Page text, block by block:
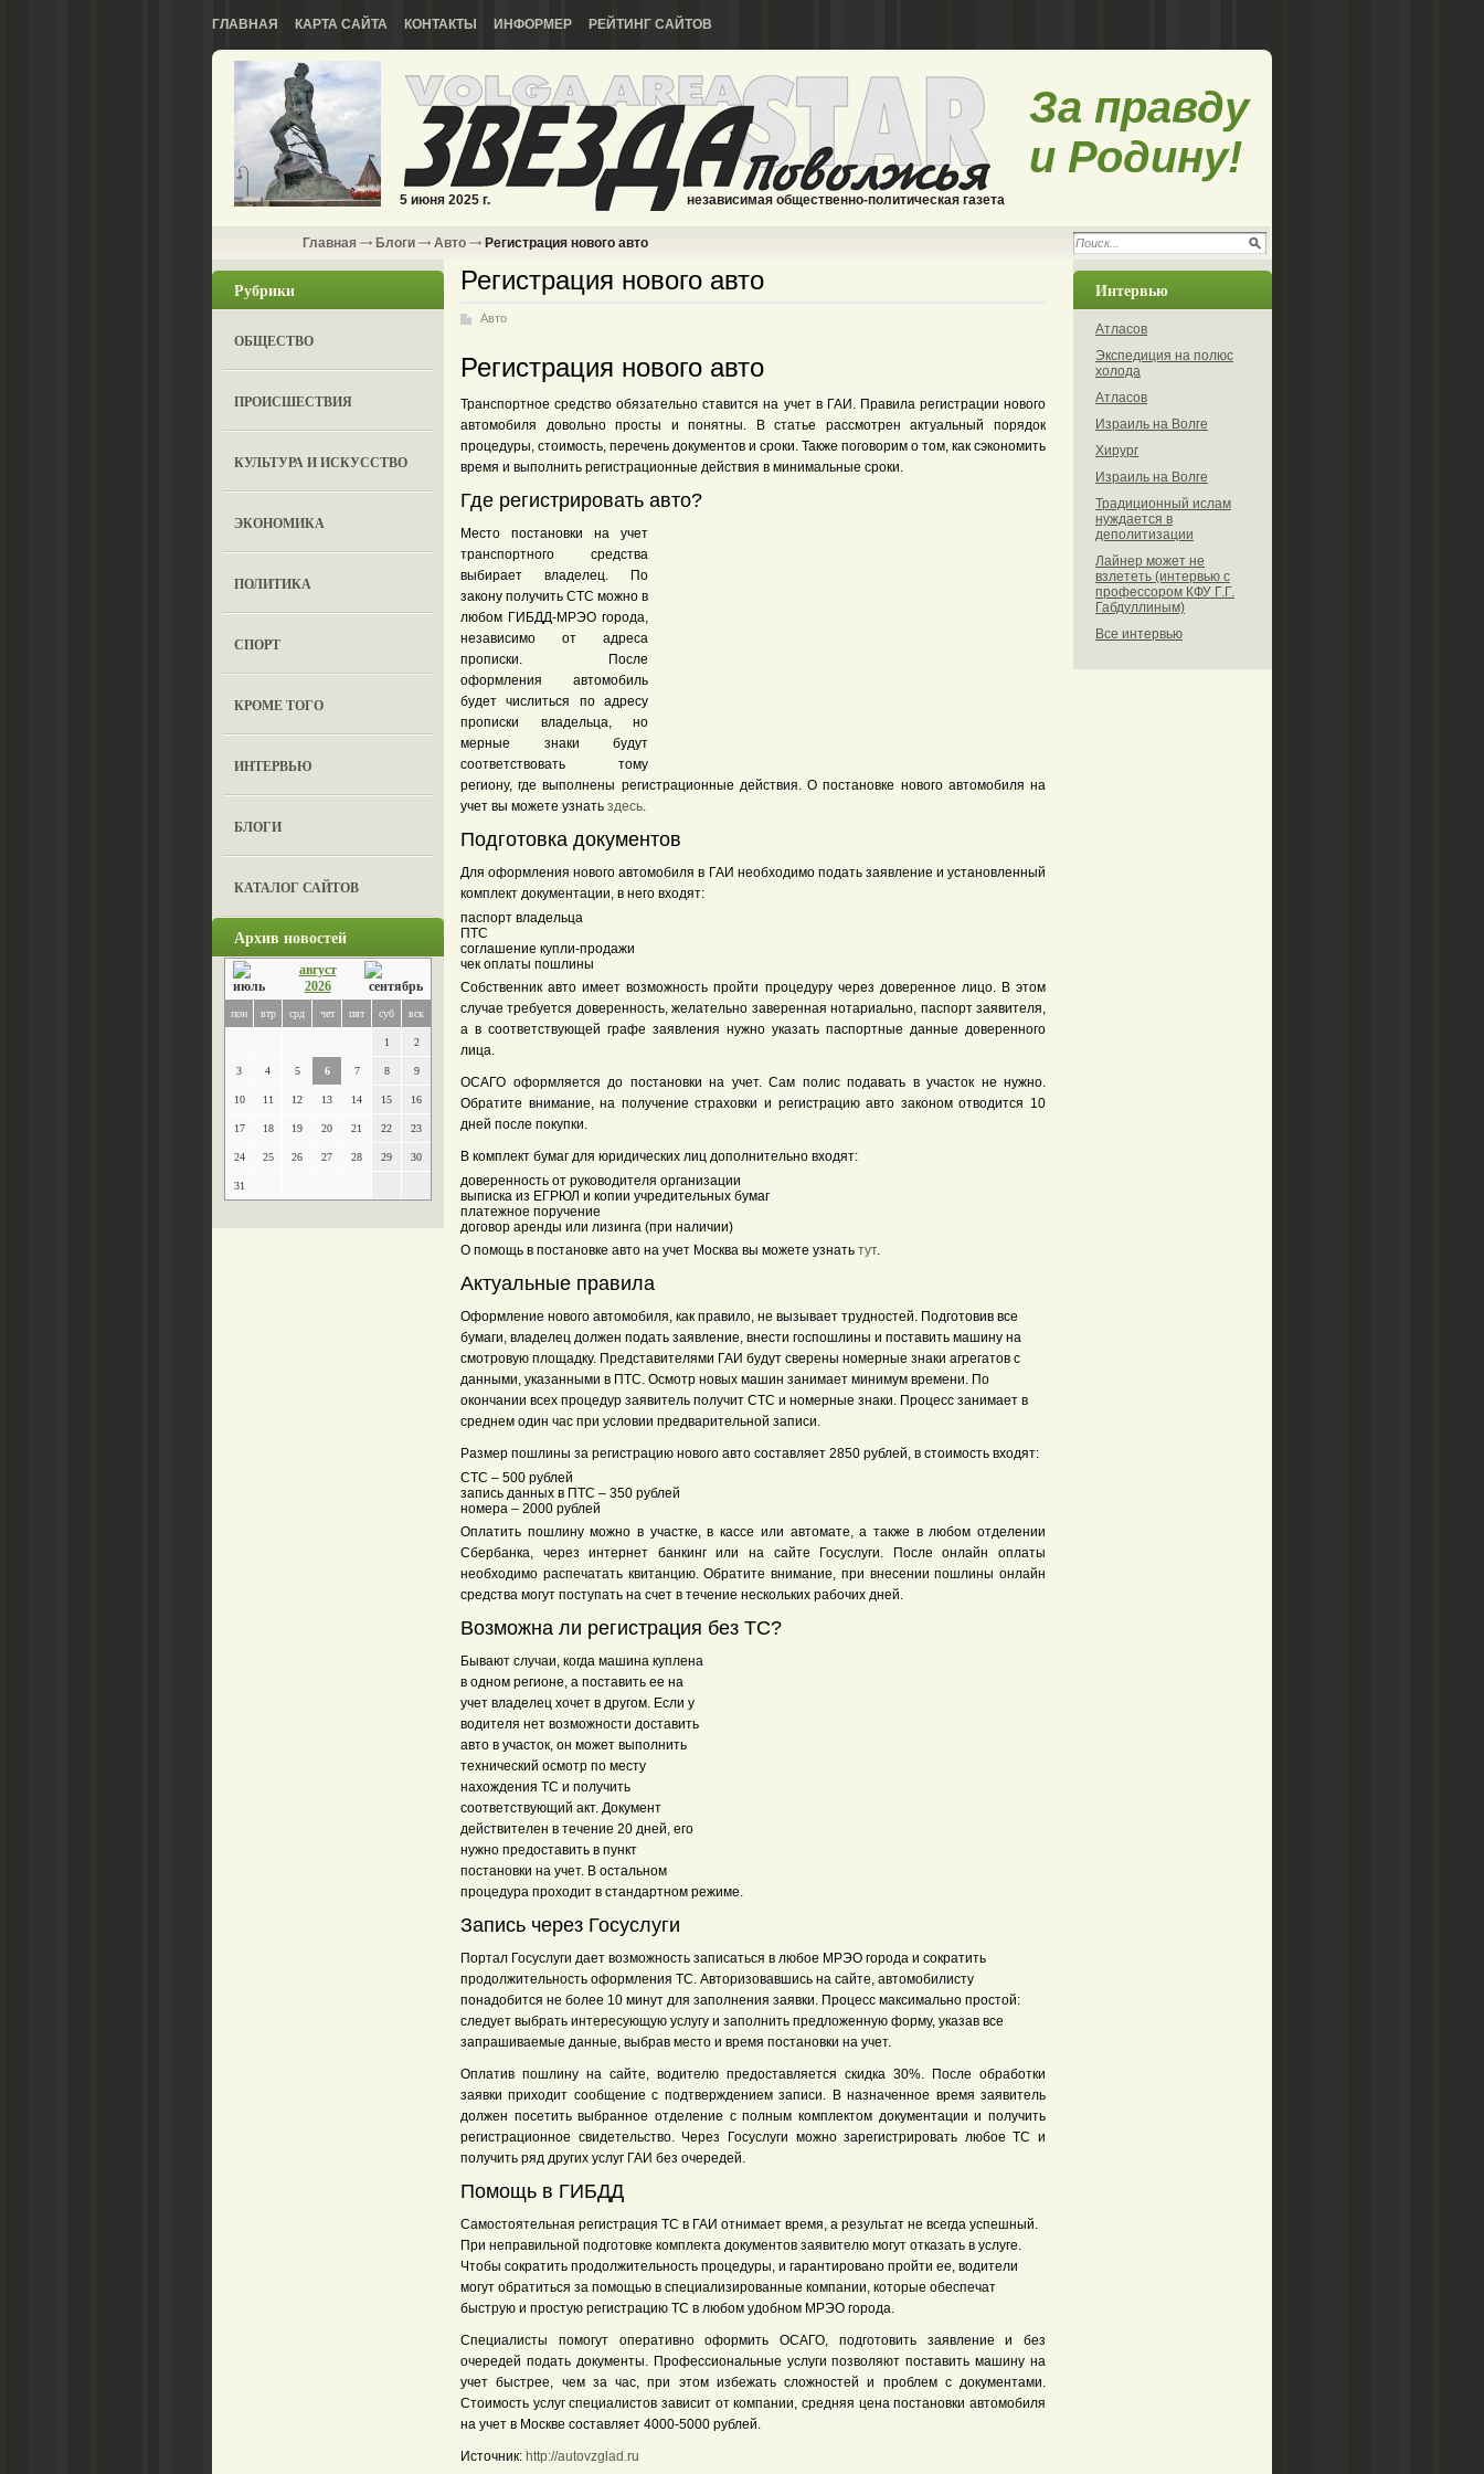
ГЛАВНАЯ КАРТА САЙТА КОНТАКТЫ ИНФОРМЕР РЕЙТИНГ САЙТОВ
5 июня 2025 г. независимая общественно-политическая газета
За правду
и Родину!
Главная Блоги Авто Регистрация нового авто
Рубрики
ОБЩЕСТВО
ПРОИСШЕСТВИЯ
КУЛЬТУРА И ИСКУССТВО
ЭКОНОМИКА
ПОЛИТИКА
СПОРТ
КРОМЕ ТОГО
ИНТЕРВЬЮ
БЛОГИ
КАТАЛОГ САЙТОВ
Архив новостей
август
2026
пон втр срд чет пят суб вск
1 2
3 4 5 6 7 8 9
10 11 12 13 14 15 16
17 18 19 20 21 22 23
24 25 26 27 28 29 30
31
Регистрация нового авто
Авто
Регистрация нового авто
Транспортное средство обязательно ставится на учет в ГАИ. Правила регистрации нового
автомобиля довольно просты и понятны. В статье рассмотрен актуальный порядок
процедуры, стоимость, перечень документов и сроки. Также поговорим о том, как сэкономить
время и выполнить регистрационные действия в минимальные сроки.
Где регистрировать авто?
Место постановки на учет
транспортного средства
выбирает владелец. По
закону получить СТС можно в
любом ГИБДД-МРЭО города,
независимо от адреса
прописки. После
оформления автомобиль
будет числиться по адресу
прописки владельца, но
мерные знаки будут
соответствовать тому
региону, где выполнены регистрационные действия. О постановке нового автомобиля на
учет вы можете узнать здесь.
Подготовка документов
Для оформления нового автомобиля в ГАИ необходимо подать заявление и установленный
комплект документации, в него входят:
паспорт владельца
ПТС
соглашение купли-продажи
чек оплаты пошлины
Собственник авто имеет возможность пройти процедуру через доверенное лицо. В этом
случае требуется доверенность, желательно заверенная нотариально, паспорт заявителя,
а в соответствующей графе заявления нужно указать паспортные данные доверенного
лица.
ОСАГО оформляется до постановки на учет. Сам полис подавать в участок не нужно.
Обратите внимание, на получение страховки и регистрацию авто законом отводится 10
дней после покупки.
В комплект бумаг для юридических лиц дополнительно входят:
доверенность от руководителя организации
выписка из ЕГРЮЛ и копии учредительных бумаг
платежное поручение
договор аренды или лизинга (при наличии)
О помощь в постановке авто на учет Москва вы можете узнать тут.
Актуальные правила
Оформление нового автомобиля, как правило, не вызывает трудностей. Подготовив все
бумаги, владелец должен подать заявление, внести госпошлины и поставить машину на
смотровую площадку. Представителями ГАИ будут сверены номерные знаки агрегатов с
данными, указанными в ПТС. Осмотр новых машин занимает минимум времени. По
окончании всех процедур заявитель получит СТС и номерные знаки. Процесс занимает в
среднем один час при условии предварительной записи.
Размер пошлины за регистрацию нового авто составляет 2850 рублей, в стоимость входят:
СТС – 500 рублей
запись данных в ПТС – 350 рублей
номера – 2000 рублей
Оплатить пошлину можно в участке, в кассе или автомате, а также в любом отделении
Сбербанка, через интернет банкинг или на сайте Госуслуги. После онлайн оплаты
необходимо распечатать квитанцию. Обратите внимание, при внесении пошлины онлайн
средства могут поступать на счет в течение нескольких рабочих дней.
Возможна ли регистрация без ТС?
Бывают случаи, когда машина куплена
в одном регионе, а поставить ее на
учет владелец хочет в другом. Если у
водителя нет возможности доставить
авто в участок, он может выполнить
технический осмотр по месту
нахождения ТС и получить
соответствующий акт. Документ
действителен в течение 20 дней, его
нужно предоставить в пункт
постановки на учет. В остальном
процедура проходит в стандартном режиме.
Запись через Госуслуги
Портал Госуслуги дает возможность записаться в любое МРЭО города и сократить
продолжительность оформления ТС. Авторизовавшись на сайте, автомобилисту
понадобится не более 10 минут для заполнения заявки. Процесс максимально простой:
следует выбрать интересующую услугу и заполнить предложенную форму, указав все
запрашиваемые данные, выбрав место и время постановки на учет.
Оплатив пошлину на сайте, водителю предоставляется скидка 30%. После обработки
заявки приходит сообщение с подтверждением записи. В назначенное время заявитель
должен посетить выбранное отделение с полным комплектом документации и получить
регистрационное свидетельство. Через Госуслуги можно зарегистрировать любое ТС и
получить ряд других услуг ГАИ без очередей.
Помощь в ГИБДД
Самостоятельная регистрация ТС в ГАИ отнимает время, а результат не всегда успешный.
При неправильной подготовке комплекта документов заявителю могут отказать в услуге.
Чтобы сократить продолжительность процедуры, и гарантировано пройти ее, водители
могут обратиться за помощью в специализированные компании, которые обеспечат
быструю и простую регистрацию ТС в любом удобном МРЭО города.
Специалисты помогут оперативно оформить ОСАГО, подготовить заявление и без
очередей подать документы. Профессиональные услуги позволяют поставить машину на
учет быстрее, чем за час, при этом избежать сложностей и проблем с документами.
Стоимость услуг специалистов зависит от компании, средняя цена постановки автомобиля
на учет в Москве составляет 4000-5000 рублей.
Источник: http://autovzglad.ru
Интервью
Атласов
Экспедиция на полюс
холода
Атласов
Израиль на Волге
Хирург
Израиль на Волге
Традиционный ислам
нуждается в
деполитизации
Лайнер может не
взлететь (интервью с
профессором КФУ Г.Г.
Габдуллиным)
Все интервью